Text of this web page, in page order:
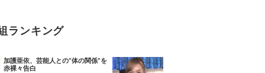
ランキング
加護亜依、芸能人との“体の関係”を
赤裸々告白